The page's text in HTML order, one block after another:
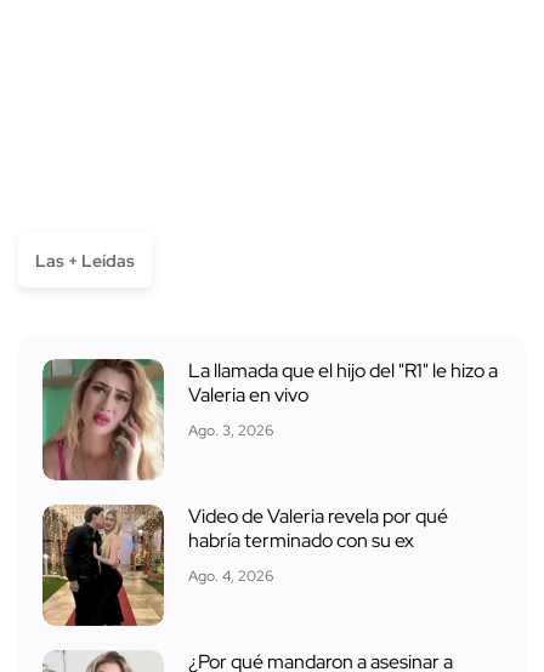
Las + Leídas
La llamada que el hijo del "R1" le hizo a
Valeria en vivo
Ago. 3, 2026
Video de Valeria revela por qué
habría terminado con su ex
Ago. 4, 2026
¿Por qué mandaron a asesinar a